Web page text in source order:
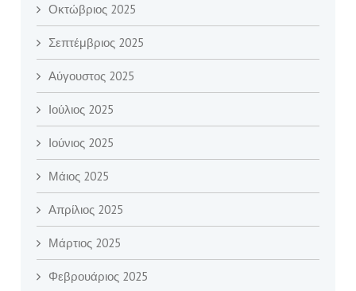
Οκτώβριος 2025
Σεπτέμβριος 2025
Αύγουστος 2025
Ιούλιος 2025
Ιούνιος 2025
Μάιος 2025
Απρίλιος 2025
Μάρτιος 2025
Φεβρουάριος 2025